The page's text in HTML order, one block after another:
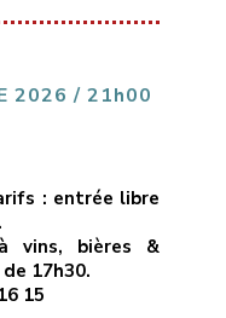
et Yohann, ce
:Red Hot
2026 / 21h00
: entrée libre
vins, bières &
17h30.
15